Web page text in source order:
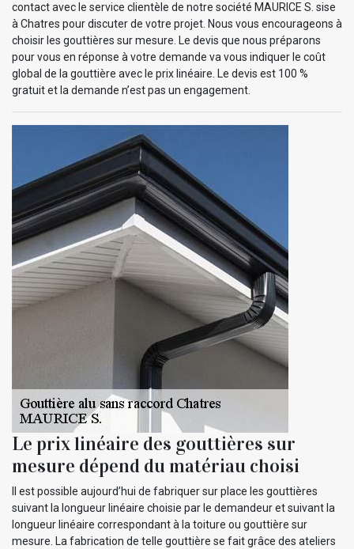
contact avec le service clientèle de notre société MAURICE S. sise
à Chatres pour discuter de votre projet. Nous vous encourageons à
choisir les gouttières sur mesure. Le devis que nous préparons
pour vous en réponse à votre demande va vous indiquer le coût
global de la gouttière avec le prix linéaire. Le devis est 100 %
gratuit et la demande n’est pas un engagement.
Le prix linéaire des gouttières sur
mesure dépend du matériau choisi
Il est possible aujourd’hui de fabriquer sur place les gouttières
suivant la longueur linéaire choisie par le demandeur et suivant la
longueur linéaire correspondant à la toiture ou gouttière sur
mesure. La fabrication de telle gouttière se fait grâce des ateliers